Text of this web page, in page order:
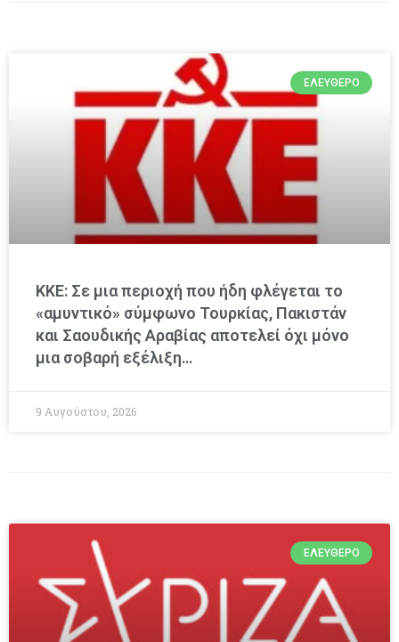
ΕΛΕΎΘΕΡΟ
ΚΚΕ: Σε μια περιοχή που ήδη φλέγεται το
«αμυντικό» σύμφωνο Τουρκίας, Πακιστάν
και Σαουδικής Αραβίας αποτελεί όχι μόνο
μια σοβαρή εξέλιξη…
9 Αυγούστου, 2026
ΕΛΕΎΘΕΡΟ